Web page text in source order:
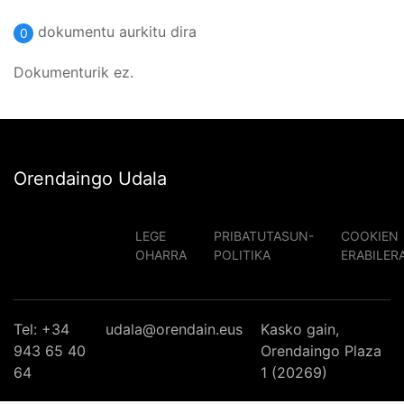
0 dokumentu aurkitu dira
Dokumenturik ez.
Orendaingo Udala
LEGE
OHARRA
PRIBATUTASUN-
POLITIKA
COOKIEN
Tel: +34
943 65 40
64
udala@orendain.eus
Kasko gain,
Orendaingo Plaza
1 (20269)